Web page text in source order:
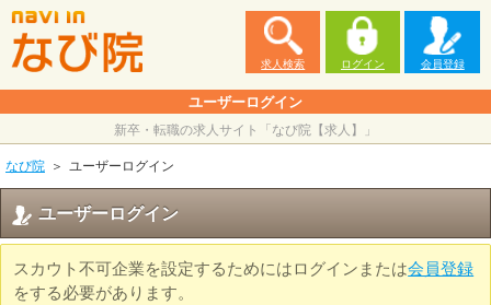
求人検索 ログイン 会員登録
ユーザーログイン
新卒・転職の求人サイト「なび院【求人】」
なび院
ユーザーログイン
ユーザーログイン
スカウト不可企業を設定するためにはログインまたは会員登録
をする必要があります。